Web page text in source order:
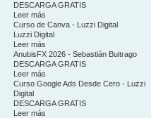
DESCARGA GRATIS
Leer más
Curso de Canva - Luzzi Digital
Luzzi Digital
Leer más
AnubisFX 2026 - Sebastián Buitrago
DESCARGA GRATIS
Leer más
Curso Google Ads Desde Cero - Luzzi
Digital
DESCARGA GRATIS
Leer más